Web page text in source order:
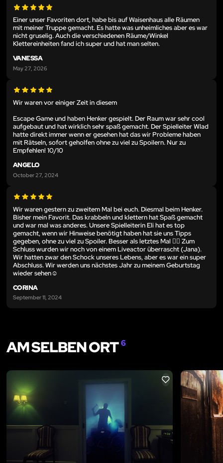
Einer unser Favoriten dort, habe bis auf Waisenhaus alle Räumen
mit meiner Truppe gemacht. Es hatte was unheimliches aber es war
nicht gruselig. Auch die verschiedenen Räume/Winkel
Klettereinheiten fand ich super und hat man selten.
VANESSA
May 27, 2026
Wir waren vor einiger Zeit in diesem
Escape Game und haben Henker gespielt. Der Raum war sehr cool
aufgebaut und hat wirklich sehr spaß gemacht. Der Spielleiter Wlad
hatte direkt immer wenn er gesehen hat das wir Probleme haben
mit Rätseln, sofort geholfen ohne zu viel zu Spoilern. Nur zu
Empfehlen! 10/10
ANGELO
October 27, 2024
Wir waren gestern zu zweitem Mal bei euch. Diesmal beim Henker.
Bisher mein Favorit. Das krabbeln und klettern hat Spaß gemacht
und war mal was anderes. Unsere Spielleiterin Eli hat es top
gemacht, wenn wir Hinweise benötigt haben hat sie uns Tipps
gegeben, ohne zu viel zu Spoiler. Besser als letztes Mal 👍🏼 Zum
Schluss wurden wir noch von einem Liveactor überrascht (Jana).
Wir hatten zwar den Schock unseres Lebens, aber es war ein super
Abschluss. Wir werden uns nächstes Jahr zu meinem Geburtstag
wieder sehen☺️
CORINA
September 11, 2024
AM SELBEN ORT6
LIKE